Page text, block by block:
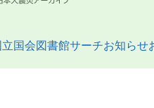
立国会図書館サーチお知らせ